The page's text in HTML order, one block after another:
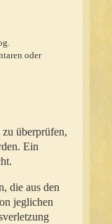
oder
überprüfen,
Ein
die aus den
jeglichen